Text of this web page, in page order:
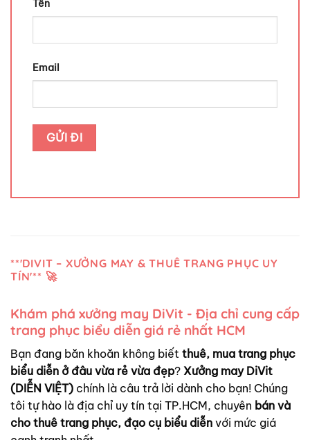
Tên
Email
**'DIVIT – XƯỞNG MAY & THUÊ TRANG PHỤC UY
TÍN'** 🚀
Khám phá xưởng may DiVit - Địa chỉ cung cấp
trang phục biểu diễn giá rẻ nhất HCM
Bạn đang băn khoăn không biết thuê, mua trang phục
biểu diễn ở đâu vừa rẻ vừa đẹp? Xưởng may DiVit
(DIỄN VIỆT) chính là câu trả lời dành cho bạn! Chúng
tôi tự hào là địa chỉ uy tín tại TP.HCM, chuyên bán và
cho thuê trang phục, đạo cụ biểu diễn với mức giá